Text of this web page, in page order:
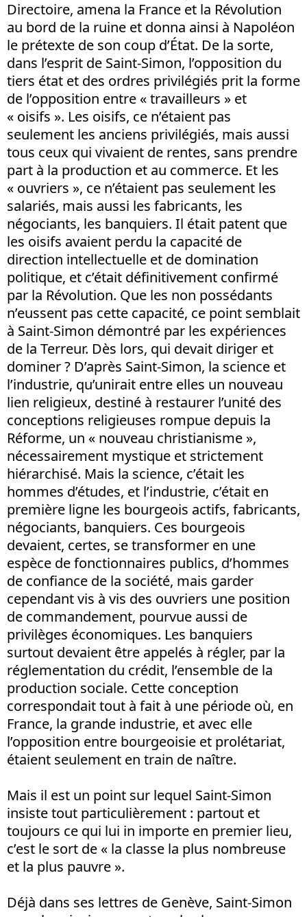
Directoire, amena la France et la Révolution
au bord de la ruine et donna ainsi à Napoléon
le prétexte de son coup d’État. De la sorte,
dans l’esprit de Saint-Simon, l’opposition du
tiers état et des ordres privilégiés prit la forme
de l’opposition entre « travailleurs » et
« oisifs ». Les oisifs, ce n’étaient pas
seulement les anciens privilégiés, mais aussi
tous ceux qui vivaient de rentes, sans prendre
part à la production et au commerce. Et les
« ouvriers », ce n’étaient pas seulement les
salariés, mais aussi les fabricants, les
négociants, les banquiers. Il était patent que
les oisifs avaient perdu la capacité de
direction intellectuelle et de domination
politique, et c’était définitivement confirmé
par la Révolution. Que les non possédants
n’eussent pas cette capacité, ce point semblait
à Saint-Simon démontré par les expériences
de la Terreur. Dès lors, qui devait diriger et
dominer ? D’après Saint-Simon, la science et
l’industrie, qu’unirait entre elles un nouveau
lien religieux, destiné à restaurer l’unité des
conceptions religieuses rompue depuis la
Réforme, un « nouveau christianisme »,
nécessairement mystique et strictement
hiérarchisé. Mais la science, c’était les
hommes d’études, et l’industrie, c’était en
première ligne les bourgeois actifs, fabricants,
négociants, banquiers. Ces bourgeois
devaient, certes, se transformer en une
espèce de fonctionnaires publics, d’hommes
de confiance de la société, mais garder
cependant vis à vis des ouvriers une position
de commandement, pourvue aussi de
privilèges économiques. Les banquiers
surtout devaient être appelés à régler, par la
réglementation du crédit, l’ensemble de la
production sociale. Cette conception
correspondait tout à fait à une période où, en
France, la grande industrie, et avec elle
l’opposition entre bourgeoisie et prolétariat,
étaient seulement en train de naître.
Mais il est un point sur lequel Saint-Simon
insiste tout particulièrement : partout et
toujours ce qui lui in importe en premier lieu,
c’est le sort de « la classe la plus nombreuse
et la plus pauvre ».
Déjà dans ses lettres de Genève, Saint-Simon